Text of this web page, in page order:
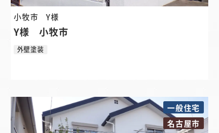
小牧市 Y様
Y様 小牧市
外壁塗装
一般住宅
名古屋市